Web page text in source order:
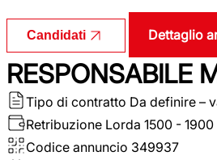
Candidati Dettaglio
RESPONSABILE
Tipo di contratto Da definire –
Retribuzione Lorda 1500 -
Codice annuncio 349937